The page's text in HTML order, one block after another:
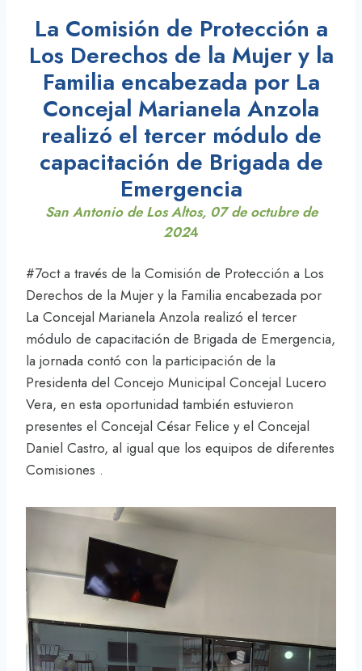
La Comisión de Protección a
Los Derechos de la Mujer y la
Familia encabezada por La
Concejal Marianela Anzola
realizó el tercer módulo de
capacitación de Brigada de
Emergencia
San Antonio de Los Altos, 07 de octubre de
2024
#7oct a través de la Comisión de Protección a Los
Derechos de la Mujer y la Familia encabezada por
La Concejal Marianela Anzola realizó el tercer
módulo de capacitación de Brigada de Emergencia,
la jornada contó con la participación de la
Presidenta del Concejo Municipal Concejal Lucero
Vera, en esta oportunidad también estuvieron
presentes el Concejal César Felice y el Concejal
Daniel Castro, al igual que los equipos de diferentes
Comisiones .